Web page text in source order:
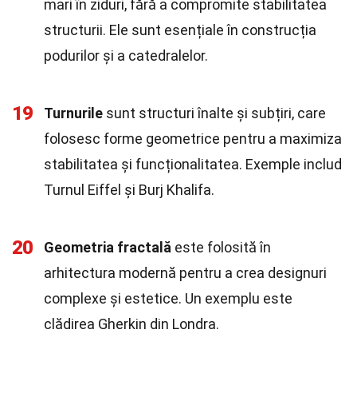
mari în ziduri, fără a compromite stabilitatea
structurii. Ele sunt esențiale în construcția
podurilor și a catedralelor.
19 Turnurile sunt structuri înalte și subțiri, care
folosesc forme geometrice pentru a maximiza
stabilitatea și funcționalitatea. Exemple includ
Turnul Eiffel și Burj Khalifa.
20 Geometria fractală este folosită în
arhitectura modernă pentru a crea designuri
complexe și estetice. Un exemplu este
clădirea Gherkin din Londra.